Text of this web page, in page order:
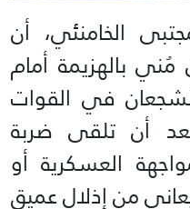
الخامنئي، أن
مُني بالهزيمة أمام
في القوات
أن تلقى ضربة
العسكرية أو
من إذلال عميق